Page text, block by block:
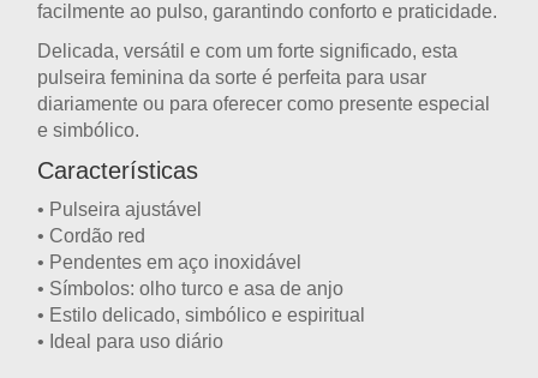
facilmente ao pulso, garantindo conforto e praticidade.
Delicada, versátil e com um forte significado, esta
pulseira feminina da sorte é perfeita para usar
diariamente ou para oferecer como presente especial
e simbólico.
Características
• Pulseira ajustável
• Cordão red
• Pendentes em aço inoxidável
• Símbolos: olho turco e asa de anjo
• Estilo delicado, simbólico e espiritual
• Ideal para uso diário